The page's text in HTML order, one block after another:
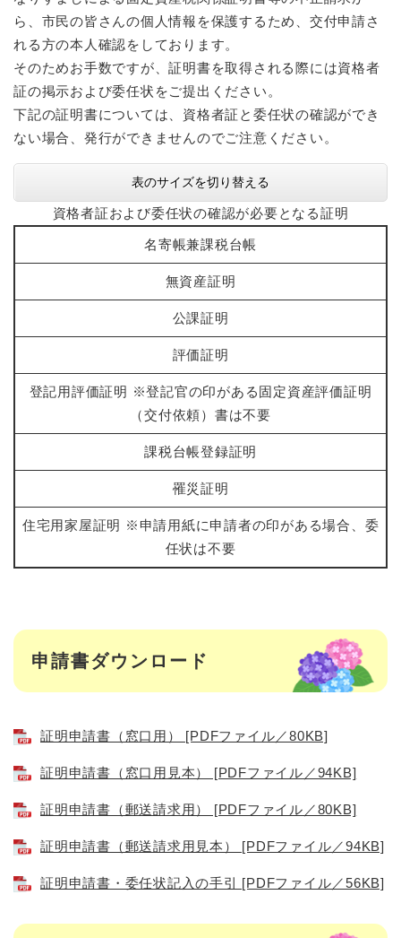
ら、市民の皆さんの個人情報を保護するため、交付申請さ
れる方の本人確認をしております。
そのためお手数ですが、証明書を取得される際には資格者
証の掲示および委任状をご提出ください。
下記の証明書については、資格者証と委任状の確認ができ
ない場合、発行ができませんのでご注意ください。
表のサイズを切り替える
資格者証および委任状の確認が必要となる証明
名寄帳兼課税台帳
無資産証明
公課証明
評価証明
登記用評価証明 ※登記官の印がある固定資産評価証明
（交付依頼）書は不要
課税台帳登録証明
罹災証明
住宅用家屋証明 ※申請用紙に申請者の印がある場合、委
任状は不要
申請書ダウンロード
証明申請書（窓口用） [PDFファイル／80KB]
証明申請書（窓口用見本） [PDFファイル／94KB]
証明申請書（郵送請求用） [PDFファイル／80KB]
証明申請書（郵送請求用見本） [PDFファイル／94KB]
証明申請書・委任状記入の手引 [PDFファイル／56KB]